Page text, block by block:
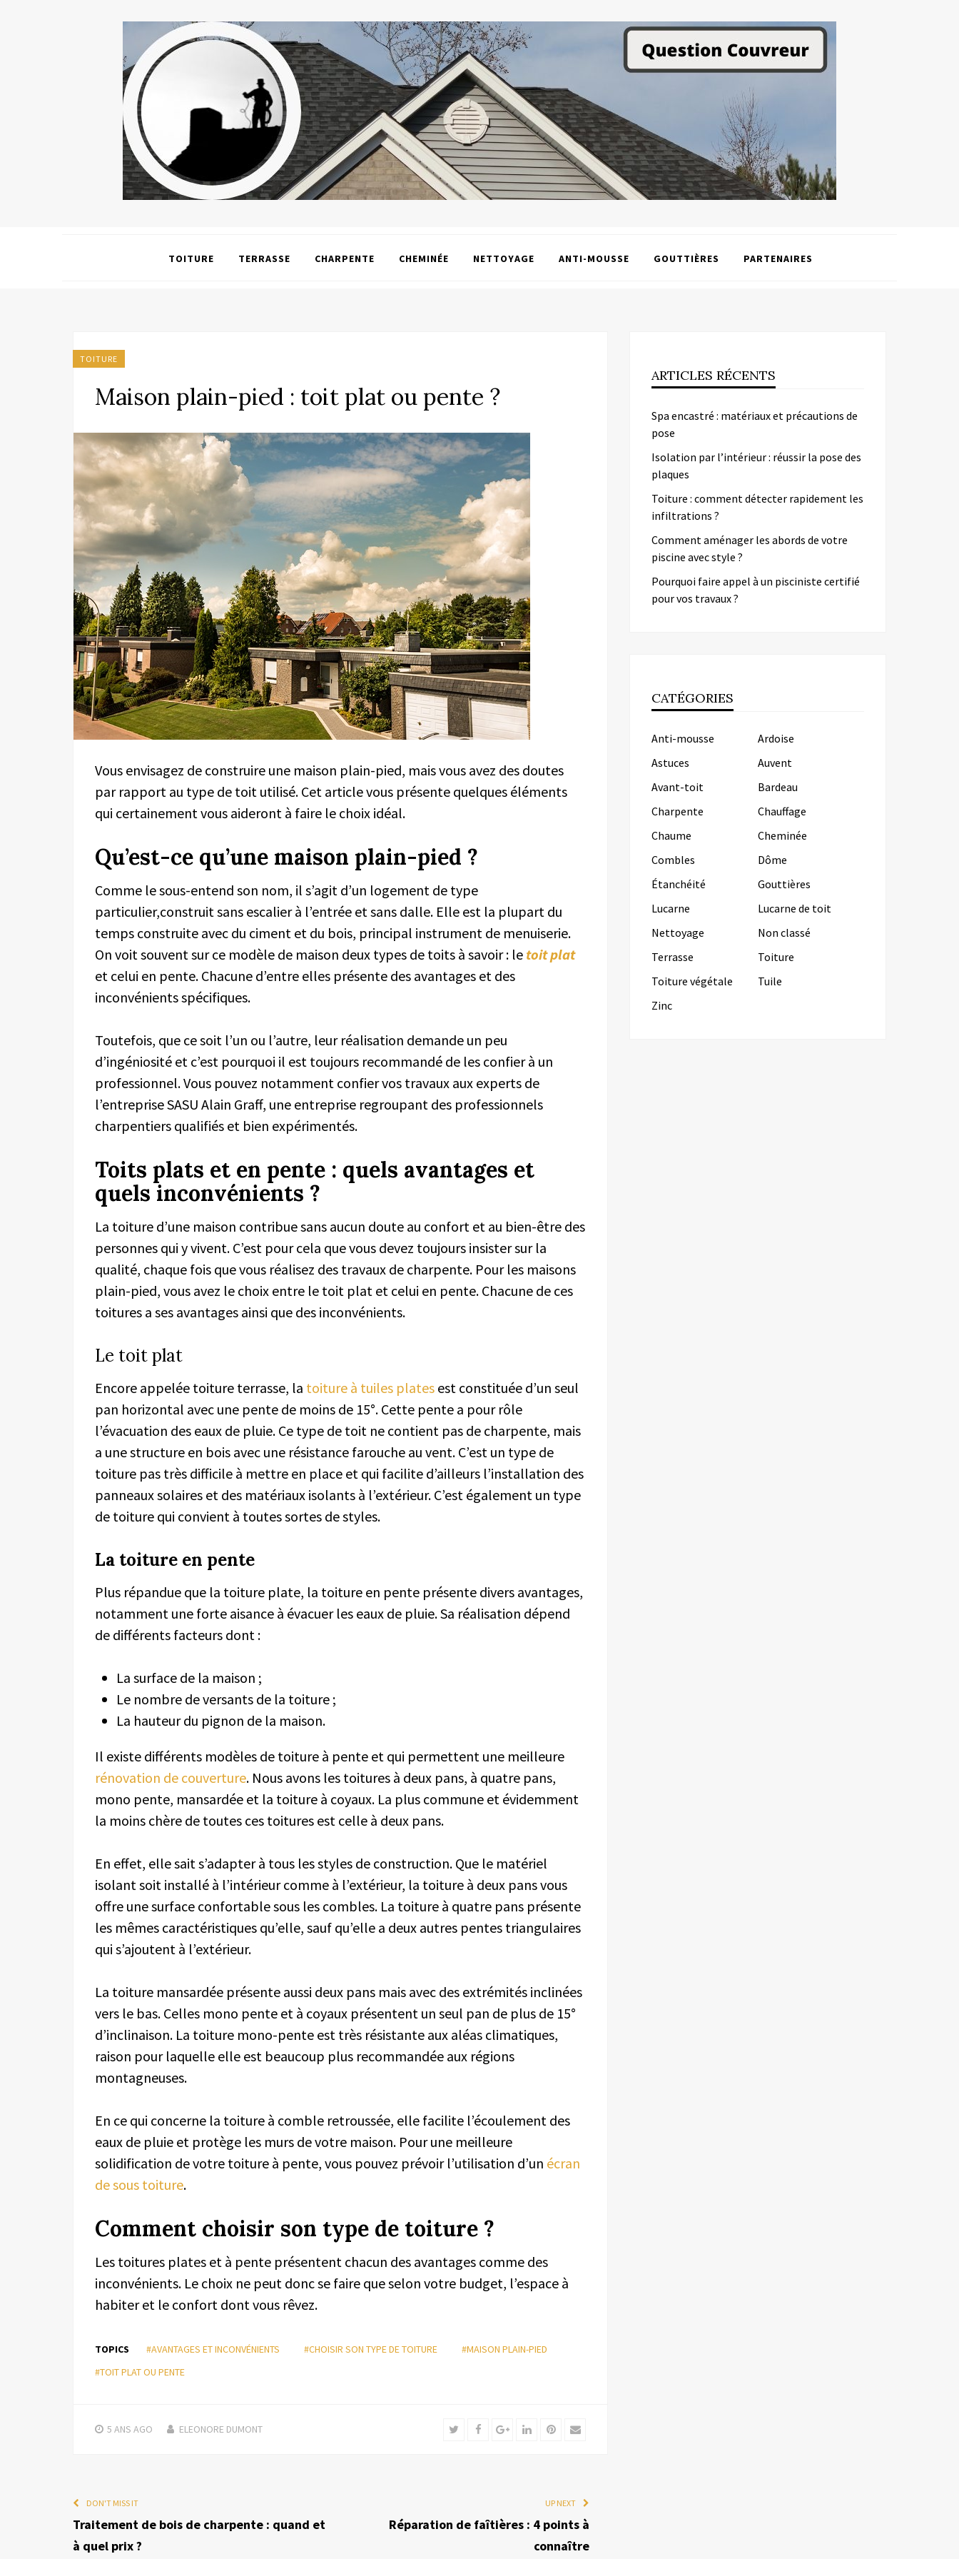
TOITURE TERRASSE CHARPENTE CHEMINÉE NETTOYAGE ANTI-MOUSSE GOUTTIÈRES PARTENAIRES
TOITURE
Maison plain-pied : toit plat ou pente ?
Vous envisagez de construire une maison plain-pied, mais vous avez des doutes
par rapport au type de toit utilisé. Cet article vous présente quelques éléments
qui certainement vous aideront à faire le choix idéal.
Qu’est-ce qu’une maison plain-pied ?
Comme le sous-entend son nom, il s’agit d’un logement de type
particulier,construit sans escalier à l’entrée et sans dalle. Elle est la plupart du
temps construite avec du ciment et du bois, principal instrument de menuiserie.
On voit souvent sur ce modèle de maison deux types de toits à savoir : le toit plat
et celui en pente. Chacune d’entre elles présente des avantages et des
inconvénients spécifiques.
Toutefois, que ce soit l’un ou l’autre, leur réalisation demande un peu
d’ingéniosité et c’est pourquoi il est toujours recommandé de les confier à un
professionnel. Vous pouvez notamment confier vos travaux aux experts de
l’entreprise SASU Alain Graff, une entreprise regroupant des professionnels
charpentiers qualifiés et bien expérimentés.
Toits plats et en pente : quels avantages et
quels inconvénients ?
La toiture d’une maison contribue sans aucun doute au confort et au bien-être des
personnes qui y vivent. C’est pour cela que vous devez toujours insister sur la
qualité, chaque fois que vous réalisez des travaux de charpente. Pour les maisons
plain-pied, vous avez le choix entre le toit plat et celui en pente. Chacune de ces
toitures a ses avantages ainsi que des inconvénients.
Le toit plat
Encore appelée toiture terrasse, la toiture à tuiles plates est constituée d’un seul
pan horizontal avec une pente de moins de 15°. Cette pente a pour rôle
l’évacuation des eaux de pluie. Ce type de toit ne contient pas de charpente, mais
a une structure en bois avec une résistance farouche au vent. C’est un type de
toiture pas très difficile à mettre en place et qui facilite d’ailleurs l’installation des
panneaux solaires et des matériaux isolants à l’extérieur. C’est également un type
de toiture qui convient à toutes sortes de styles.
La toiture en pente
Plus répandue que la toiture plate, la toiture en pente présente divers avantages,
notamment une forte aisance à évacuer les eaux de pluie. Sa réalisation dépend
de différents facteurs dont :
La surface de la maison ;
Le nombre de versants de la toiture ;
La hauteur du pignon de la maison.
Il existe différents modèles de toiture à pente et qui permettent une meilleure
rénovation de couverture. Nous avons les toitures à deux pans, à quatre pans,
mono pente, mansardée et la toiture à coyaux. La plus commune et évidemment
la moins chère de toutes ces toitures est celle à deux pans.
En effet, elle sait s’adapter à tous les styles de construction. Que le matériel
isolant soit installé à l’intérieur comme à l’extérieur, la toiture à deux pans vous
offre une surface confortable sous les combles. La toiture à quatre pans présente
les mêmes caractéristiques qu’elle, sauf qu’elle a deux autres pentes triangulaires
qui s’ajoutent à l’extérieur.
La toiture mansardée présente aussi deux pans mais avec des extrémités inclinées
vers le bas. Celles mono pente et à coyaux présentent un seul pan de plus de 15°
d’inclinaison. La toiture mono-pente est très résistante aux aléas climatiques,
raison pour laquelle elle est beaucoup plus recommandée aux régions
montagneuses.
En ce qui concerne la toiture à comble retroussée, elle facilite l’écoulement des
eaux de pluie et protège les murs de votre maison. Pour une meilleure
solidification de votre toiture à pente, vous pouvez prévoir l’utilisation d’un écran
de sous toiture.
Comment choisir son type de toiture ?
Les toitures plates et à pente présentent chacun des avantages comme des
inconvénients. Le choix ne peut donc se faire que selon votre budget, l’espace à
habiter et le confort dont vous rêvez.
TOPICS #AVANTAGES ET INCONVÉNIENTS #CHOISIR SON TYPE DE TOITURE
#MAISON PLAIN-PIED
#TOIT PLAT OU PENTE
5 ANS AGO ELEONORE DUMONT TwitterFacebookGoogle+LinkedInPinterest
Email
DON'T MISS IT
Traitement de bois de charpente : quand et
à quel prix ?
UP NEXT
Réparation de faîtières : 4 points à
connaître
ARTICLES RÉCENTS
Spa encastré : matériaux et précautions de
pose
Isolation par l’intérieur : réussir la pose des
plaques
Toiture : comment détecter rapidement les
infiltrations ?
Comment aménager les abords de votre
piscine avec style ?
Pourquoi faire appel à un pisciniste certifié
pour vos travaux ?
CATÉGORIES
Anti-mousse
Ardoise
Astuces
Auvent
Avant-toit
Bardeau
Charpente
Chauffage
Chaume
Cheminée
Combles
Dôme
Étanchéité
Gouttières
Lucarne
Lucarne de toit
Nettoyage
Non classé
Terrasse
Toiture
Toiture végétale
Tuile
Zinc